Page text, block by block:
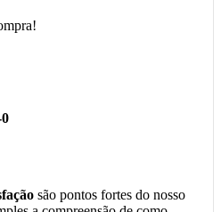
são pontos fortes do nosso